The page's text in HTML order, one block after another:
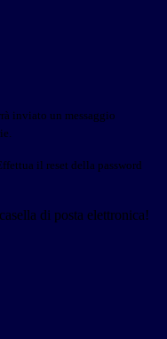
inviato un messaggio
il reset della password
di posta elettronica!